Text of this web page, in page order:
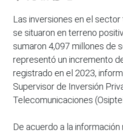
Las inversiones en el
se situaron en terreno
sumaron 4,097 millones de
representó un incremento
registrado en el 2023,
Supervisor de Inversión
Telecomunicaciones
De acuerdo a la